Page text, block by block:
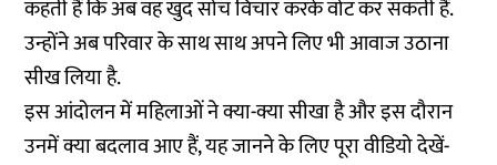
कहती हैं कि अब वह खुद सोच विचार करके वोट कर सकती हैं.
उन्होंने अब परिवार के साथ साथ अपने लिए भी आवाज उठाना
सीख लिया है.
इस आंदोलन में महिलाओं ने क्या-क्या सीखा है और इस दौरान
उनमें क्या बदलाव आए हैं, यह जानने के लिए पूरा वीडियो देखें-